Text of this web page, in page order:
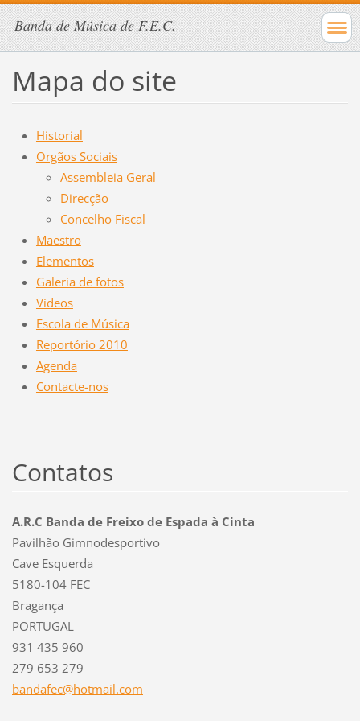
Banda de Música de F.E.C.
Mapa do site
Historial
Orgãos Sociais
Assembleia Geral
Direcção
Concelho Fiscal
Maestro
Elementos
Galeria de fotos
Vídeos
Escola de Música
Reportório 2010
Agenda
Contacte-nos
Contatos
A.R.C Banda de Freixo de Espada à Cinta
Pavilhão Gimnodesportivo
Cave Esquerda
5180-104 FEC
Bragança
PORTUGAL
931 435 960
279 653 279
bandafec@hotmail.com